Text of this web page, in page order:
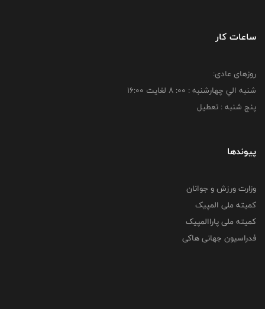
ساعات کار
روزهای عادی:
شنبه الي چهارشنبه : 00: 8 لغايت 16:00
پنج شنبه : تعطیل
پیوندها
وزارت ورزش و جوانان
کمیته ملی المپیک
کمیته ملی پاراالمپیک
فدراسیون جهانی هاکی